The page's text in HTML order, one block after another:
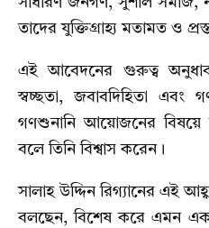
তাদের যুক্তিগ্রাহ্য মতামত ও
এই আবেদনের গুরুত্ব
স্বচ্ছতা, জবাবদিহিতা এবং
গণশুনানি আয়োজনের বিষয়ে
বলে তিনি বিশ্বাস করেন।
সালাহ উদ্দিন রিগ্যানের এই
বলছেন, বিশেষ করে এমন এক